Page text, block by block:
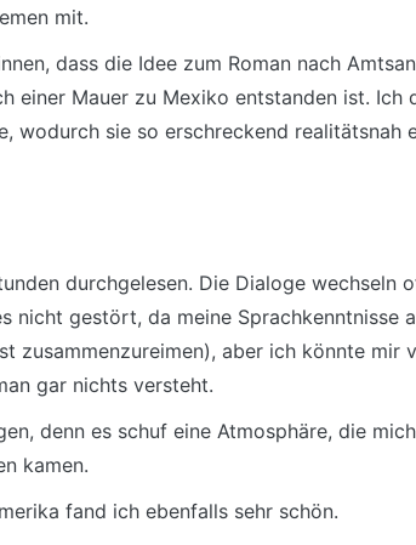
mit.
dass die Idee zum Roman nach
einer Mauer zu Mexiko entstanden ist. Ich
wodurch sie so erschreckend realitätsnah
durchgelesen. Die Dialoge wechseln
nicht gestört, da meine Sprachkenntnisse
zusammenzureimen), aber ich könnte mir
gar nichts versteht.
denn es schuf eine Atmosphäre, die
kamen.
fand ich ebenfalls sehr schön.